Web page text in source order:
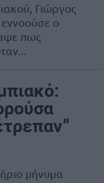
Γιώργος
ο
πως
μήνυμα